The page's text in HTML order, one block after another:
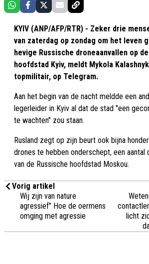
KYIV (ANP/AFP/RTR) - Zeker drie
van zaterdag op zondag om het leven
hevige Russische droneaanvallen op
hoofdstad Kyiv, meldt Mykola
topmilitair, op Telegram.
Aan het begin van de nacht meldde een
legerleider in Kyiv al dat de stad "een
te wachten" zou staan.
Rusland zegt op zijn beurt ook bijna
drones te hebben onderschept, een aantal
van de Russische hoofdstad Moskou.
Vorig artikel
Wij zijn van nature
agressief" Hoe de oermens
omging met agressie
licht